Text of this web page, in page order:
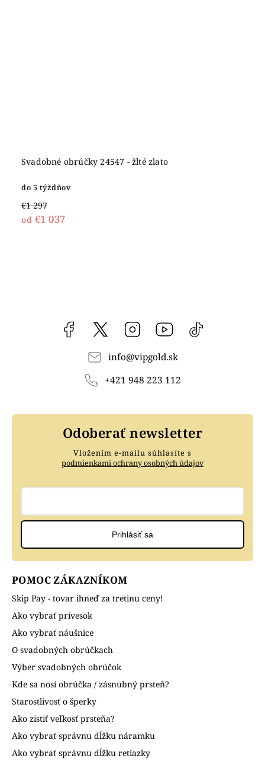
Svadobné obrúčky 24547 - žlté zlato
do 5 týždňov
€1 297
od €1 037
Facebook vipgoldsk Instagram YouTube
info@vipgold.sk
+421 948 223 112
POMOC ZÁKAZNÍKOM
Skip Pay - tovar ihneď za tretinu ceny!
Ako vybrať prívesok
Ako vybrať náušnice
O svadobných obrúčkach
Výber svadobných obrúčok
Kde sa nosí obrúčka / zásnubný prsteň?
Starostlivosť o šperky
Ako zistiť veľkosť prsteňa?
Ako vybrať správnu dĺžku náramku
Ako vybrať správnu dĺžku retiazky
Odoberať newsletter
Vložením e-mailu súhlasíte s
podmienkami ochrany osobných údajov
Prihlásiť sa